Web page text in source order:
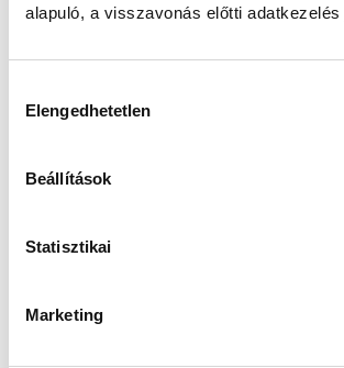
alapuló, a visszavonás előtti
kiválasztása
Elengedhetetlen
Beállítások
Statisztikai
Marketing
rendezvényen összegyűlt adományt, míg
sikerül az adománycél beszerzése.